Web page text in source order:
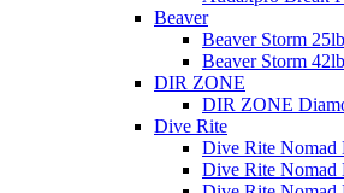
Beaver
Beaver Storm
Beaver Storm
DIR ZONE
DIR ZONE
Dive Rite
Dive Rite Nomad
Dive Rite Nomad